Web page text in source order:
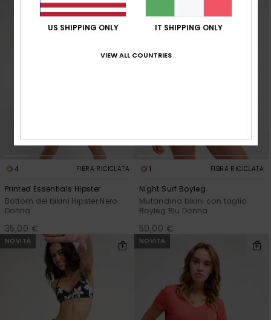
4 FIBRA RICICLATA
Printed Essentials Hipster
Bottom del bikini Hipster Nero
Donna
35,00 €
1 FIBRA RICICLATA
Night Surf Boyleg
Mutandina bikini con taglio
Boyleg Blu Donna
50,00 €
NOVITÀ NOVITÀ
US SHIPPING ONLY IT SHIPPING ONLY
VIEW ALL COUNTRIES